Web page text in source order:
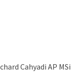
Cahyadi AP MSi